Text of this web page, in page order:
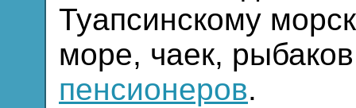
Туапсинскому
море, чаек,
пенсионеров.